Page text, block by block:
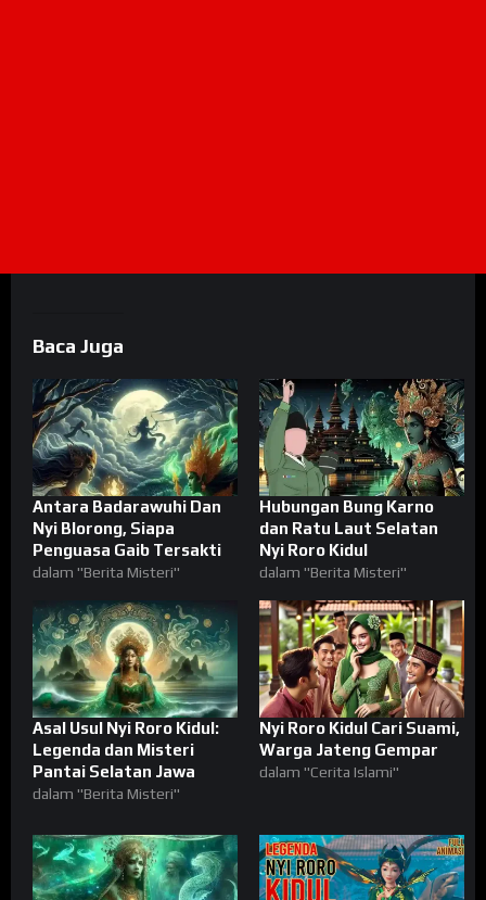
Baca Juga
Antara Badarawuhi Dan
Nyi Blorong, Siapa
Penguasa Gaib Tersakti
dalam "Berita Misteri"
Hubungan Bung Karno
dan Ratu Laut Selatan
Nyi Roro Kidul
dalam "Berita Misteri"
Asal Usul Nyi Roro Kidul:
Legenda dan Misteri
Pantai Selatan Jawa
dalam "Berita Misteri"
Nyi Roro Kidul Cari Suami,
Warga Jateng Gempar
dalam "Cerita Islami"